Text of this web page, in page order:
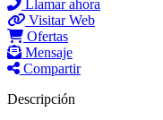
Llamar ahora
Visitar Web
Ofertas
Mensaje
Compartir
Descripción